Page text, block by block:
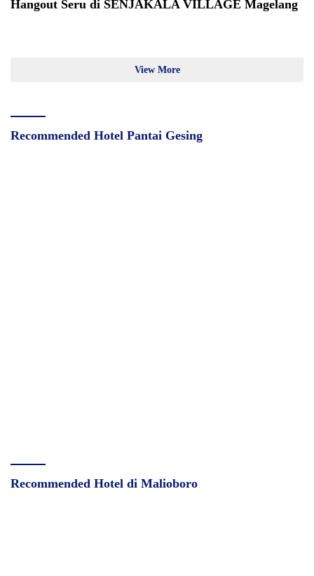
Hangout Seru di SENJAKALA VILLAGE Magelang
View More
Recommended Hotel Pantai Gesing
Recommended Hotel di Malioboro